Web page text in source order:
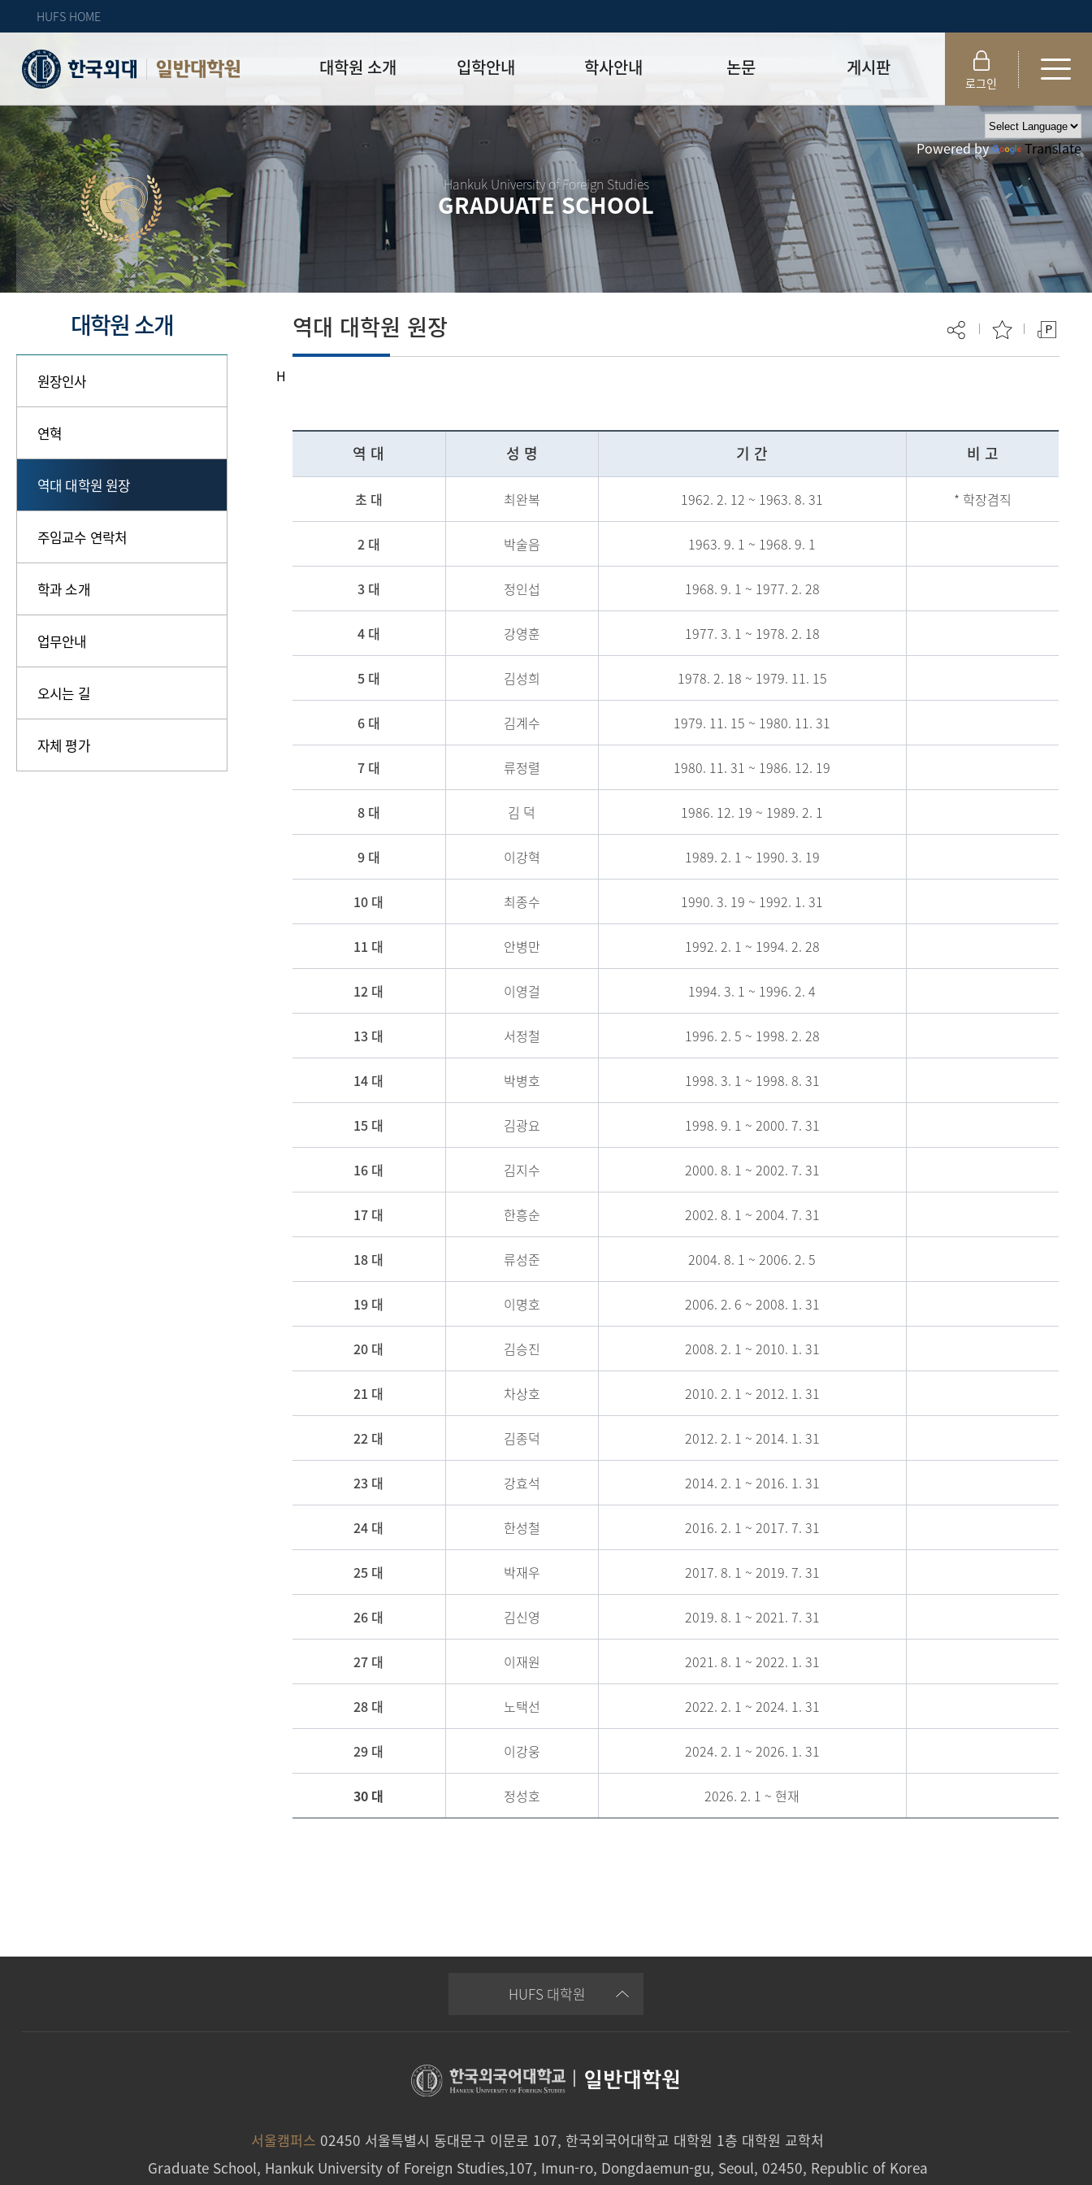
HUFS HOME
일반대학원 대학원 소개
원장인사
연혁
주임교수 연락처
자체 평가
입학안내
모집일정
모집요강
입시 공지사항
학부-대학원 연계과정
석·박사 통합 학위과정
박사후 연구과정
학사안내
학사일정표
강의시간표
수업
학적
장학
외국어시험
종합시험
제 규정
논문
학위논문제출 절차/자격
논문작성법 및 템플릿
양식함
논문지도_
학위논문제안심사
연구윤리교육 이수 안내
연구윤리위원회 규정
연구윤리 지침서
게시판
공지사항
자료실
FAQ
취업·모집 관련 공지
특강·프로그램 관련 공지
대학원생권리장전
대학원 총학생회
외국인 유학생 비자(VISA)
로그인
Hankuk University of Foreign Studies
GRADUATE SCHOOL
Powered by Translate
대학원 소개
원장인사
연혁
역대 대학원 원장
주임교수 연락처
학과 소개
업무안내
오시는 길
자체 평가
H
등록하시겠습니까?
역대 대학원 원장
역 대 성 명 기 간 비 고
초 대 최완복 1962. 2. 12 ~ 1963. 8. 31 * 학장겸직
2 대 박술음 1963. 9. 1 ~ 1968. 9. 1
3 대 정인섭 1968. 9. 1 ~ 1977. 2. 28
4 대 강영훈 1977. 3. 1 ~ 1978. 2. 18
5 대 김성희 1978. 2. 18 ~ 1979. 11. 15
6 대 김계수 1979. 11. 15 ~ 1980. 11. 31
7 대 류정렬 1980. 11. 31 ~ 1986. 12. 19
8 대 김 덕 1986. 12. 19 ~ 1989. 2. 1
9 대 이강혁 1989. 2. 1 ~ 1990. 3. 19
10 대 최종수 1990. 3. 19 ~ 1992. 1. 31
11 대 안병만 1992. 2. 1 ~ 1994. 2. 28
12 대 이영걸 1994. 3. 1 ~ 1996. 2. 4
13 대 서정철 1996. 2. 5 ~ 1998. 2. 28
14 대 박병호 1998. 3. 1 ~ 1998. 8. 31
15 대 김광요 1998. 9. 1 ~ 2000. 7. 31
16 대 김지수 2000. 8. 1 ~ 2002. 7. 31
17 대 한흥순 2002. 8. 1 ~ 2004. 7. 31
18 대 류성준 2004. 8. 1 ~ 2006. 2. 5
19 대 이명호 2006. 2. 6 ~ 2008. 1. 31
20 대 김승진 2008. 2. 1 ~ 2010. 1. 31
21 대 차상호 2010. 2. 1 ~ 2012. 1. 31
22 대 김종덕 2012. 2. 1 ~ 2014. 1. 31
23 대 강효석 2014. 2. 1 ~ 2016. 1. 31
24 대 한성철 2016. 2. 1 ~ 2017. 7. 31
25 대 박재우 2017. 8. 1 ~ 2019. 7. 31
26 대 김신영 2019. 8. 1 ~ 2021. 7. 31
27 대 이재원 2021. 8. 1 ~ 2022. 1. 31
28 대 노택선 2022. 2. 1 ~ 2024. 1. 31
29 대 이강웅 2024. 2. 1 ~ 2026. 1. 31
30 대 정성호 2026. 2. 1 ~ 현재
HUFS 대학원
| 일반대학원
서울캠퍼스 02450 서울특별시 동대문구 이문로 107, 한국외국어대학교 대학원 1층 대학원 교학처
Graduate School, Hankuk University of Foreign Studies,107, Imun-ro, Dongdaemun-gu, Seoul, 02450, Republic of Korea